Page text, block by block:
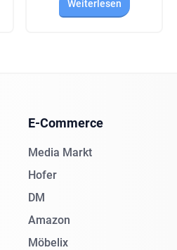
Weiterlesen
E-Commerce
Media Markt
Hofer
DM
Amazon
Möbelix